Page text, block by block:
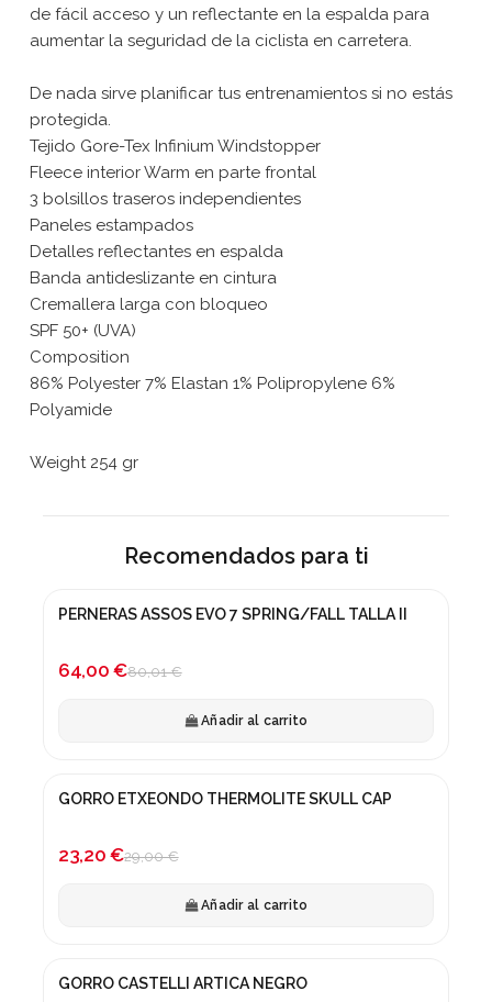
de fácil acceso y un reflectante en la espalda para
aumentar la seguridad de la ciclista en carretera.
De nada sirve planificar tus entrenamientos si no estás
protegida.
Tejido Gore-Tex Infinium Windstopper
Fleece interior Warm en parte frontal
3 bolsillos traseros independientes
Paneles estampados
Detalles reflectantes en espalda
Banda antideslizante en cintura
Cremallera larga con bloqueo
SPF 50+ (UVA)
Composition
86% Polyester 7% Elastan 1% Polipropylene 6%
Polyamide
Weight 254 gr
Recomendados para ti
¡En oferta!
PERNERAS ASSOS EVO 7 SPRING/FALL TALLA II
64,00 €80,01 €
Añadir al carrito
¡En oferta!
GORRO ETXEONDO THERMOLITE SKULL CAP
23,20 €29,00 €
Añadir al carrito
¡En oferta!
GORRO CASTELLI ARTICA NEGRO